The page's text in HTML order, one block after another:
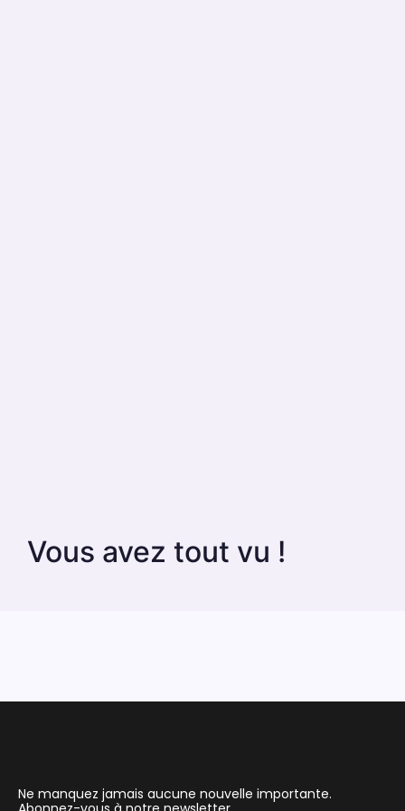
Vous avez tout vu !
Ne manquez jamais aucune nouvelle importante.